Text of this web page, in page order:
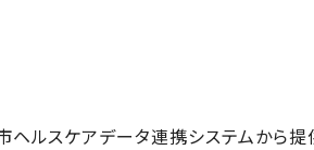
ヘルスケアデータ連携システムから